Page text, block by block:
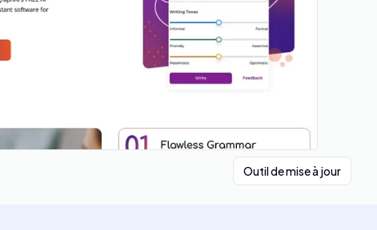
Outil de mise à jour